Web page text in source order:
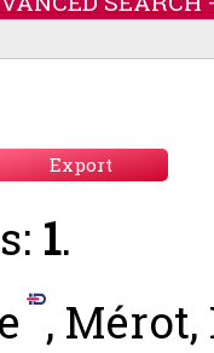
1.
,